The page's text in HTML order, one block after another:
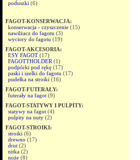
poduszki (6)
FAGOT-KONSERWACJA:
konserwacja - czyszczenie (15)
nawilżacz do fagotu (3)
wyciory do fagotu (19)
FAGOT-AKCESORIA:
ESY FAGOT (17)
FAGOTTHOLDER (1)
podpórki pod rękę (17)
paski i szelki do fagotu (17)
pudełka na stroiki (16)
FAGOT-FUTERAŁY:
futerały na fagot (9)
FAGOT-STATYWY I PULPITY:
statywy na fagot (4)
pulpity na nuty (2)
FAGOT-STROIKI:
stroiki (6)
drewno (17)
drut (2)
nitka (2)
noże (8)